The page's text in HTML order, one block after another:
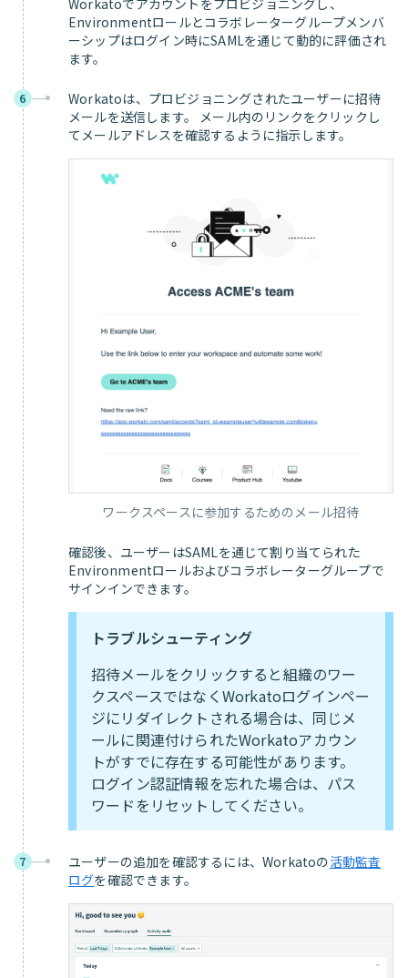
Environmentロールとコラボレーターグループメンバ
ーシップはログイン時にSAMLを通じて動的に評価され
ます。
6
Workatoは、プロビジョニングされたユーザーに招待
メールを送信します。 メール内のリンクをクリックし
てメールアドレスを確認するように指示します。
ワークスペースに参加するためのメール招待
確認後、ユーザーはSAMLを通じて割り当てられた
Environmentロールおよびコラボレーターグループで
サインインできます。
トラブルシューティング
招待メールをクリックすると組織のワー
クスペースではなくWorkatoログインペー
ジにリダイレクトされる場合は、同じメ
ールに関連付けられたWorkatoアカウン
トがすでに存在する可能性があります。
ログイン認証情報を忘れた場合は、パス
ワードをリセットしてください。
7 ユーザーの追加を確認するには、Workatoの活動監査
ログを確認できます。